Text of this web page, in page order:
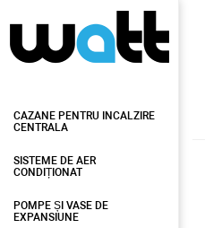
CAZANE PENTRU INCALZIRE
CENTRALA
SISTEME DE AER
CONDIȚIONAT
POMPE ȘI VASE DE
EXPANSIUNE